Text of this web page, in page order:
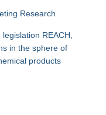
Research
REACH,
in the sphere of
products